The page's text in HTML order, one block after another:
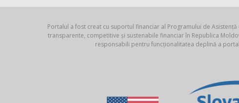
Portalul a fost creat cu suportul financiar al Programului de
transparente, competitive și sustenabile financiar în Republica
responsabili pentru funcționalitatea deplină a